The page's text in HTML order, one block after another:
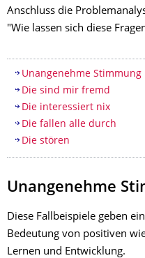
Anschluss die
"Wie lassen sich diese
Inhaltsverzeichnis
Unangenehme Stimmung
Die sind mir fremd
Die interessiert nix
Die fallen alle durch
Die stören
Unangenehme
Diese Fallbeispiele geben
Bedeutung von positiven
Lernen und Entwicklung.